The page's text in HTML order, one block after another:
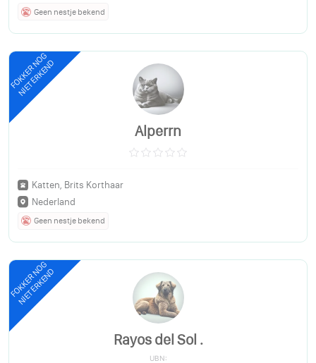
Geen nestje bekend
FOKKER NOG
NIET ERKEND
Alperrn
Katten, Brits Korthaar
Nederland
Geen nestje bekend
FOKKER NOG
NIET ERKEND
Rayos del Sol .
UBN: